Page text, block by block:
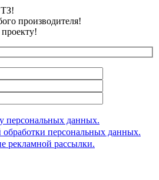
производителя!
персональных данных.
обработки персональных данных.
рекламной рассылки.